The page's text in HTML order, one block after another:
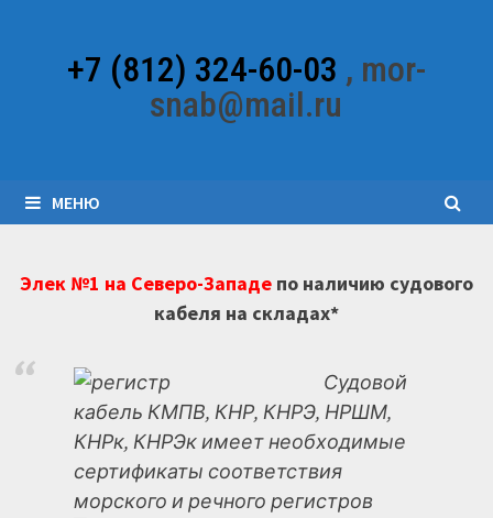
содержимому+7 (812) 324-60-03 , mor-
snab@mail.ru
МЕНЮ
Элек №1 на Северо-Западепо наличию судового
кабеля на складах*
Судовой
кабель КМПВ, КНР, КНРЭ, НРШМ,
КНРк, КНРЭк имеет необходимые
сертификаты соответствия
морского и речного регистров